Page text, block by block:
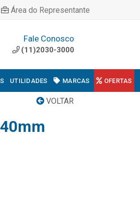
Área do Representante
Fale Conosco
(11)2030-3000
UTILIDADES MARCAS OFERTAS
VOLTAR